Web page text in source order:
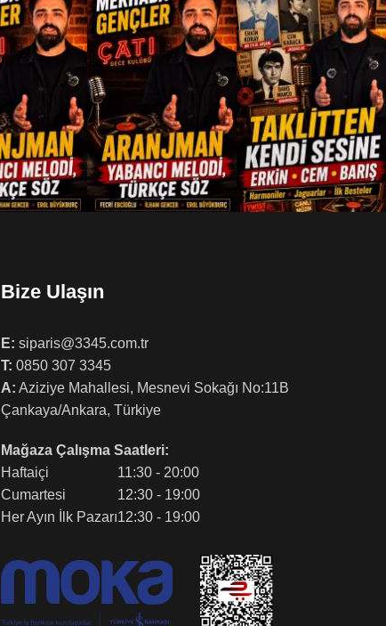
Bize Ulaşın
E: siparis@3345.com.tr
T: 0850 307 3345
A: Aziziye Mahallesi, Mesnevi Sokağı No:11B
Çankaya/Ankara, Türkiye
Mağaza Çalışma Saatleri:
Haftaiçi
Cumartesi
Her Ayın İlk Pazarı
11:30 - 20:00
12:30 - 19:00
12:30 - 19:00